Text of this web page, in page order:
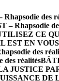
des
– Rhapsodie
CE
EST EN
des
réalités
JUSTICE
DE